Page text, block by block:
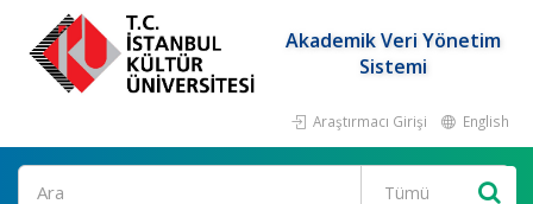
Akademik Veri Yönetim
Sistemi
Araştırmacı Girişi English
Ara